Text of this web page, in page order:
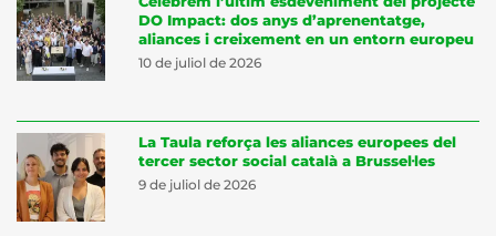
DO Impact: dos anys d’aprenentatge,
aliances i creixement en un entorn europeu
10 de juliol de 2026
La Taula reforça les aliances europees del
tercer sector social català a Brussel·les
9 de juliol de 2026